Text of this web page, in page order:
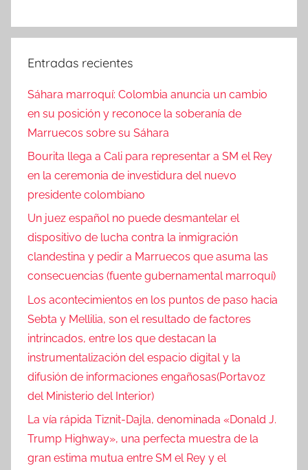
Entradas recientes
Sáhara marroquí: Colombia anuncia un cambio
en su posición y reconoce la soberanía de
Marruecos sobre su Sáhara
Bourita llega a Cali para representar a SM el Rey
en la ceremonia de investidura del nuevo
presidente colombiano
Un juez español no puede desmantelar el
dispositivo de lucha contra la inmigración
clandestina y pedir a Marruecos que asuma las
consecuencias (fuente gubernamental marroquí)
Los acontecimientos en los puntos de paso hacia
Sebta y Mellilia, son el resultado de factores
intrincados, entre los que destacan la
instrumentalización del espacio digital y la
difusión de informaciones engañosas(Portavoz
del Ministerio del Interior)
La vía rápida Tiznit-Dajla, denominada «Donald J.
Trump Highway», una perfecta muestra de la
gran estima mutua entre SM el Rey y el